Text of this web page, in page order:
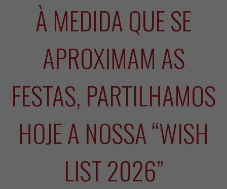
À MEDIDA QUE SE
APROXIMAM AS
FESTAS, PARTILHAMOS
HOJE A NOSSA “WISH
LIST 2026”